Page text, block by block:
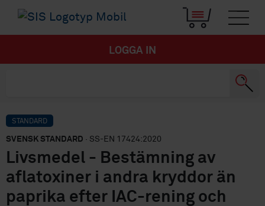
LOGGA IN
STANDARD
SVENSK STANDARD · SS-EN 17424:2020
Livsmedel - Bestämning av
aflatoxiner i andra kryddor än
paprika efter IAC-rening och